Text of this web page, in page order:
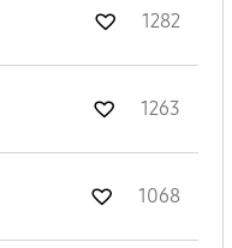
1282
1263
1068